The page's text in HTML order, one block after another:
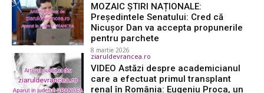
MOZAIC ȘTIRI NAȚIONALE:
Preşedintele Senatului: Cred că
Nicuşor Dan va accepta propunerile
pentru parchete
8 martie 2026
ziaruldevrancea.ro
VIDEO Astăzi despre academicianul
care a efectuat primul transplant
renal în România: Eugeniu Proca, un